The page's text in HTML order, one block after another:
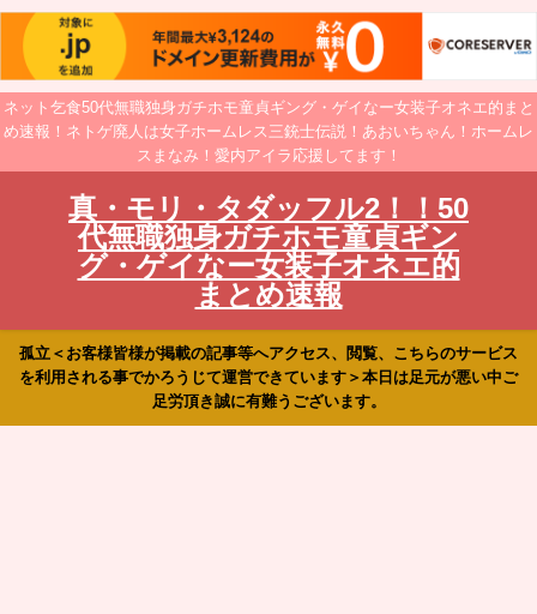
ネット乞食50代無職独身ガチホモ童貞ギング・ゲイなー女装子オネエ的まと
め速報！ネトゲ廃人は女子ホームレス三銃士伝説！あおいちゃん！ホームレ
スまなみ！愛内アイラ応援してます！
真・モリ・タダッフル2！！50
代無職独身ガチホモ童貞ギン
グ・ゲイなー女装子オネエ的
まとめ速報
孤立＜お客様皆様が掲載の記事等へアクセス、閲覧、こちらのサービス
を利用される事でかろうじて運営できています＞本日は足元が悪い中ご
足労頂き誠に有難うございます。